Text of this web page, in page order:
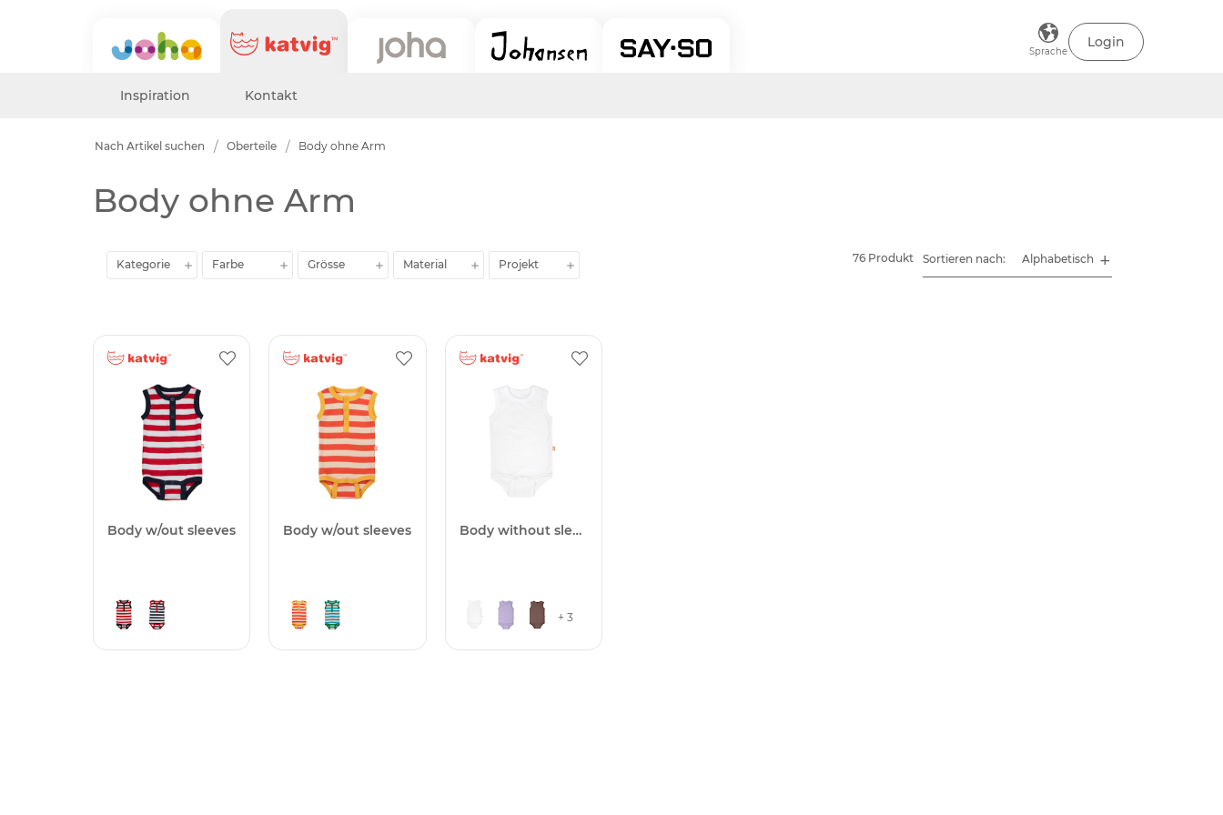
Sprache
Login
Inspiration Kontakt
Nach Artikel suchen Oberteile Body ohne Arm
Body ohne Arm
Kategorie Farbe Grösse Material Projekt Sortieren nach:
76 Produkt
Body w/out sleeves Body w/out sleeves Body without sleeves One
+ 3